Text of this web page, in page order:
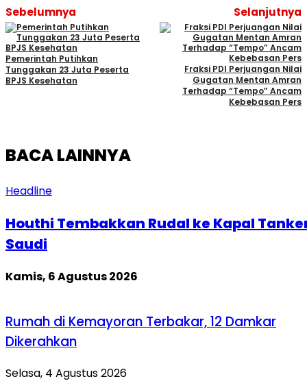
Sebelumnya
Pemerintah Putihkan
Tunggakan 23 Juta Peserta
BPJS Kesehatan
Selanjutnya
Fraksi PDI Perjuangan Nilai
Gugatan Mentan Amran
Terhadap “Tempo” Ancam
Kebebasan Pers
BACA LAINNYA
Headline
Houthi Tembakkan Rudal ke Kapal
Saudi
Kamis, 6 Agustus 2026
Rumah di Kemayoran Terbakar, 12 Damkar
Dikerahkan
Selasa, 4 Agustus 2026